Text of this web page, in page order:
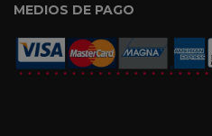
MEDIOS DE PAGO